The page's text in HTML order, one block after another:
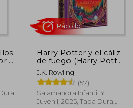
el
Harry Potter y el cáliz
de fuego (Harry Potter
ediciones ilustradas
interactivas 4)
J.K. Rowling
(57)
Salamandra Infantil Y
Juvenil, 2025, Tapa Dura,
Rápido